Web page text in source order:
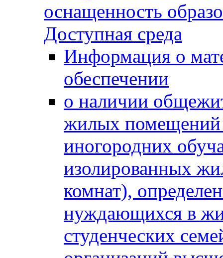
оснащенность
Доступная среда
Информация о
обеспечении
о наличии
жилых помещений
иногородних
изолированных
комнат),
нуждающихся в
студенческих